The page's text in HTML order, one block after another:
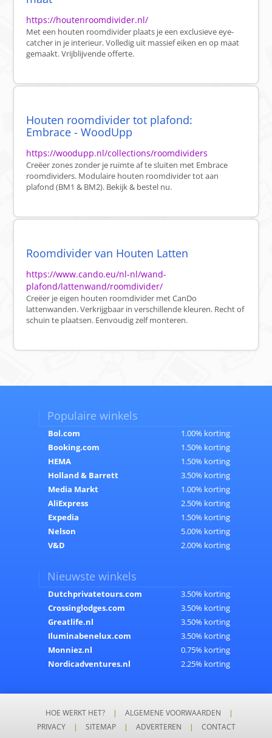
https://houtenroomdivider.nl/
Met een houten roomdivider plaats je een exclusieve eye-
catcher in je interieur. Volledig uit massief eiken en op maat
gemaakt. Vrijblijvende offerte.
Houten roomdivider tot plafond:
Embrace - WoodUpp
https://woodupp.nl/collections/roomdividers
Creëer zones zonder je ruimte af te sluiten met Embrace
roomdividers. Modulaire houten roomdivider tot aan
plafond (BM1 & BM2). Bekijk & bestel nu.
Roomdivider van Houten Latten
https://www.cando.eu/nl-nl/wand-
plafond/lattenwand/roomdivider/
Creëer je eigen houten roomdivider met CanDo
lattenwanden. Verkrijgbaar in verschillende kleuren. Recht of
schuin te plaatsen. Eenvoudig zelf monteren.
Populaire winkels
Bol.com
1.00% korting
Booking.com
1.50% korting
HEMA
1.50% korting
Holland & Barrett
3.50% korting
Media Markt
1.00% korting
AliExpress
2.50% korting
Expedia
1.50% korting
Nelson
5.00% korting
V&D
2.00% korting
Nieuwste winkels
Dutchprivatetours.com
3.50% korting
Crossinglodges.com
3.50% korting
Greatlife.nl
3.50% korting
Iluminabenelux.com
3.50% korting
Monniez.nl
0.75% korting
Nordicadventures.nl
2.25% korting
HOE WERKT HET? | ALGEMENE VOORWAARDEN
|
PRIVACY
| SITEMAP | ADVERTEREN | CONTACT